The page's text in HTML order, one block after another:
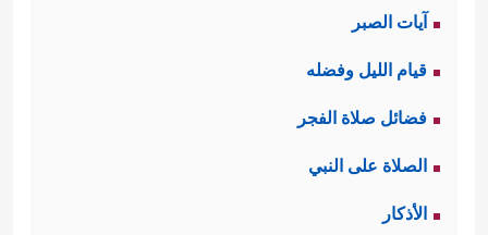
آيات الصبر
قيام الليل وفضله
فضائل صلاة الفجر
الصلاة على النبي
الأذكار